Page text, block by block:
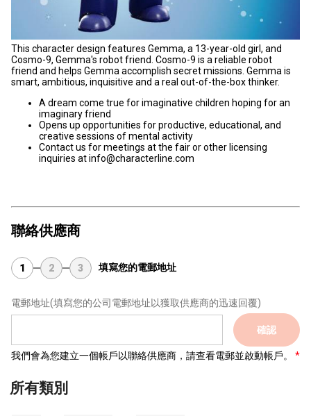
This character design features Gemma, a 13-year-old girl, and
Cosmo-9, Gemma's robot friend. Cosmo-9 is a reliable robot
friend and helps Gemma accomplish secret missions. Gemma is
smart, ambitious, inquisitive and a real out-of-the-box thinker.
A dream come true for imaginative children hoping for an
imaginary friend
Opens up opportunities for productive, educational, and
creative sessions of mental activity
Contact us for meetings at the fair or other licensing
inquiries at info@characterline.com
聯絡供應商
1 2 3 填寫您的電郵地址
電郵地址(填寫您的公司電郵地址以獲取供應商的迅速回覆)
確認
我們會為您建立一個帳戶以聯絡供應商，請查看電郵並啟動帳戶。
所有類別